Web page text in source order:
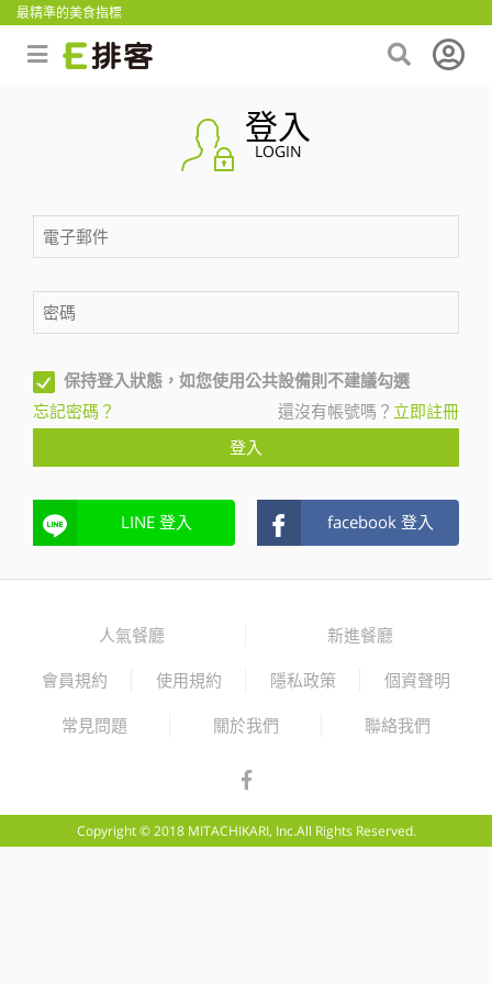
最精準的美食指標
登入
LOGIN
保持登入狀態，如您使用公共設備則不建議勾選
忘記密碼？
還沒有帳號嗎？ 立即註冊
登入
LINE 登入 facebook 登入
人氣餐廳 新進餐廳
會員規約 使用規約 隱私政策 個資聲明
常見問題 關於我們 聯絡我們
Copyright © 2018 MITACHIKARI, Inc.All Rights Reserved.